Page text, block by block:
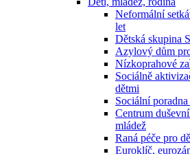
Neformální
let
Dětská skupina
Azylový dům
Nízkoprahové
Sociálně
dětmi
Sociální
Centrum
mládež
Raná péče pro
Euroklíč,